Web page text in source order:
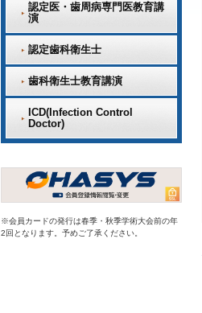
認定医・歯周病専門医教育講
演
認定歯科衛生士
歯科衛生士教育講演
ICD(Infection Control
Doctor)
※会員カードの発行は春季・秋季学術大会前の年
2回となります。予めご了承ください。